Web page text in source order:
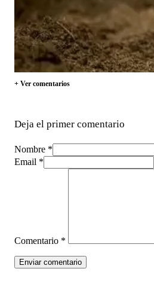
+ Ver comentarios
Deja el primer comentario
Nombre *
Email *
Comentario *